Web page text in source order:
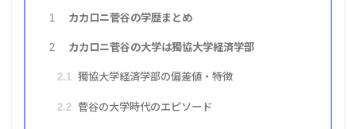
1 カカロニ菅谷の学歴まとめ
2 カカロニ菅谷の大学は獨協大学経済学部
2.1 獨協大学経済学部の偏差値・特徴
2.2 菅谷の大学時代のエピソード